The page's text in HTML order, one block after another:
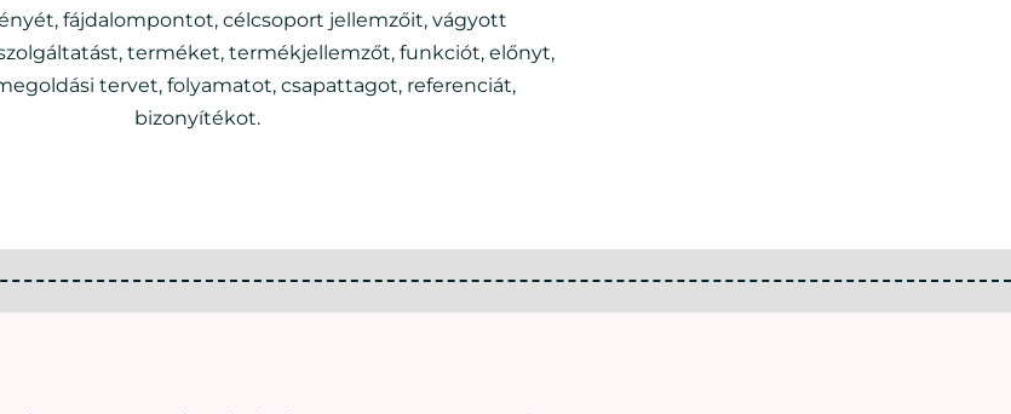
fájdalompontot, célcsoport jellemzőit, vágyott
terméket, termékjellemzőt, funkciót, előnyt,
tervet, folyamatot, csapattagot, referenciát,
bizonyítékot.